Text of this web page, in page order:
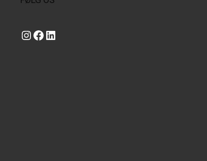
Instagram https://www.facebook.com/danishbeachvolleytour LinkedIn